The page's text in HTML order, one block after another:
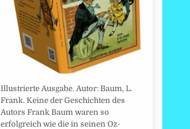
Illustrierte Ausgabe. Autor: Baum, L.
Frank. Keine der Geschichten des
Autors Frank Baum waren so
erfolgreich wie die in seinen Oz-